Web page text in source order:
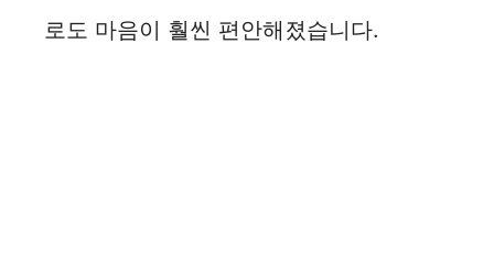
로도 마음이 훨씬 편안해졌습니다.